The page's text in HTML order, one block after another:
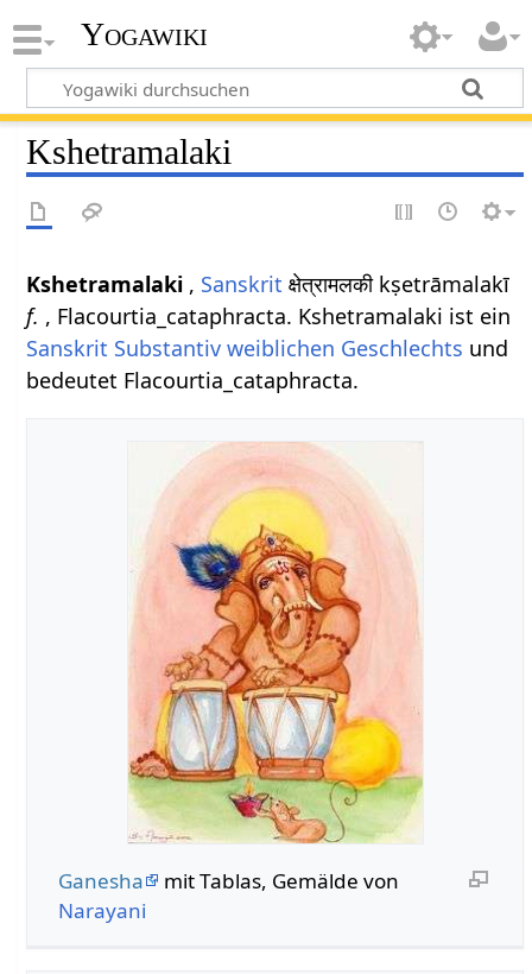
Yogawiki
Kshetramalaki
Kshetramalaki , Sanskrit क्षेत्रामलकी kṣetrāmalakī
f. , Flacourtia_cataphracta. Kshetramalaki ist ein
Sanskrit Substantiv weiblichen Geschlechts und
bedeutet Flacourtia_cataphracta.
Ganesha
mit Tablas, Gemälde von
Narayani